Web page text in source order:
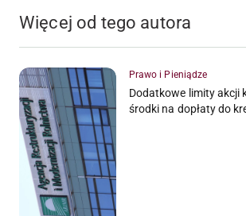
Więcej od tego autora
Prawo i Pieniądze
Dodatkowe limity akcji
środki na dopłaty do